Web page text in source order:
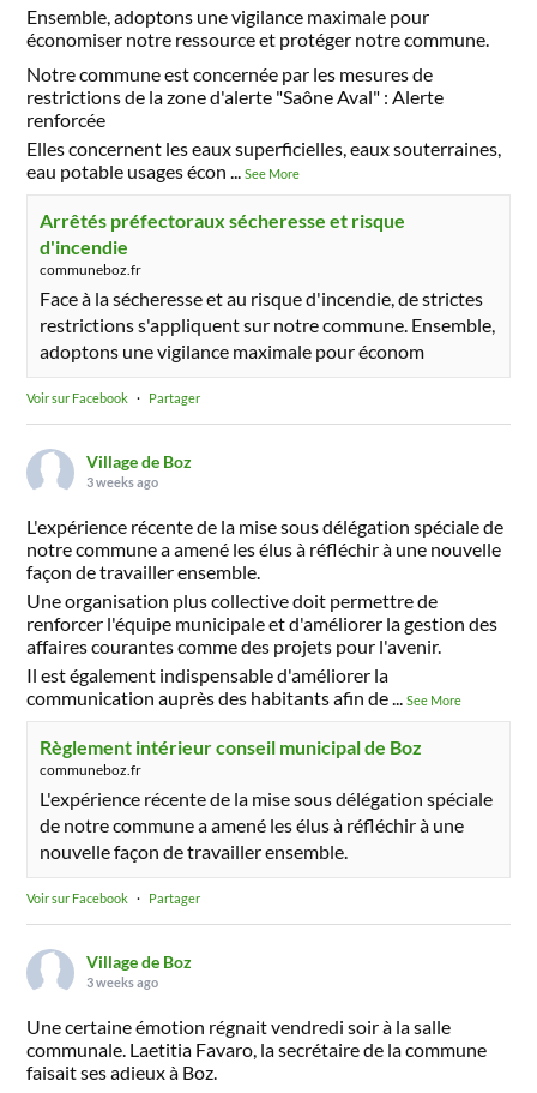
Ensemble, adoptons une vigilance maximale pour
économiser notre ressource et protéger notre commune.
Notre commune est concernée par les mesures de
restrictions de la zone d'alerte "Saône Aval" : Alerte
renforcée
Elles concernent les eaux superficielles, eaux souterraines,
eau potable usages écon ...See More
Arrêtés préfectoraux sécheresse et risque
d'incendie
communeboz.fr
Face à la sécheresse et au risque d'incendie, de strictes
restrictions s'appliquent sur notre commune. Ensemble,
adoptons une vigilance maximale pour économ
Voir sur Facebook · Partager
Village de Boz
3 weeks ago
L'expérience récente de la mise sous délégation spéciale de
notre commune a amené les élus à réfléchir à une nouvelle
façon de travailler ensemble.
Une organisation plus collective doit permettre de
renforcer l'équipe municipale et d'améliorer la gestion des
affaires courantes comme des projets pour l'avenir.
Il est également indispensable d'améliorer la
communication auprès des habitants afin de...See More
Règlement intérieur conseil municipal de Boz
communeboz.fr
L'expérience récente de la mise sous délégation spéciale
de notre commune a amené les élus à réfléchir à une
nouvelle façon de travailler ensemble.
Voir sur Facebook · Partager
Village de Boz
3 weeks ago
Une certaine émotion régnait vendredi soir à la salle
communale. Laetitia Favaro, la secrétaire de la commune
faisait ses adieux à Boz.